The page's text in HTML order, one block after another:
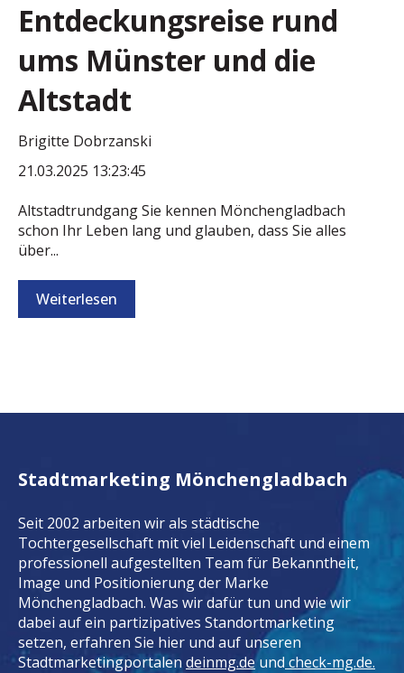
Entdeckungsreise rund
ums Münster und die
Altstadt
Brigitte Dobrzanski
21.03.2025 13:23:45
Altstadtrundgang Sie kennen Mönchengladbach
schon Ihr Leben lang und glauben, dass Sie alles
über...
Weiterlesen
Stadtmarketing Mönchengladbach
Seit 2002 arbeiten wir als städtische
Tochtergesellschaft mit viel Leidenschaft und einem
professionell aufgestellten Team für Bekanntheit,
Image und Positionierung der Marke
Mönchengladbach. Was wir dafür tun und wie wir
dabei auf ein partizipatives Standortmarketing
setzen, erfahren Sie hier und auf unseren
Stadtmarketingportalendeinmg.deund check-mg.de.